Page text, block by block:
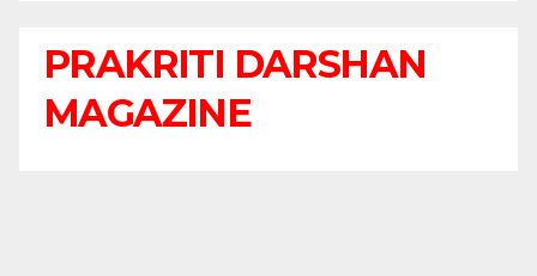
PRAKRITI DARSHAN
MAGAZINE